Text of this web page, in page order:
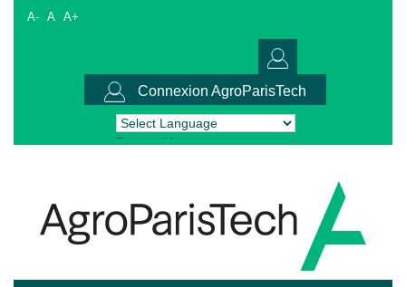
A- A A+
Connexion AgroParisTech
Powered by Translate